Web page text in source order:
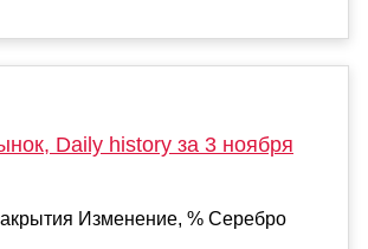
Daily history за 3 ноября
Изменение, % Серебро